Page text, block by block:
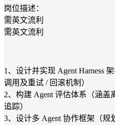
岗位描述：
需英文流利
需英文流利
1、设计并实现 Agent Harness
调用及重试 / 回滚机制）
2、构建 Agent 评估体系（涵
追踪）
3、设计多 Agent 协作框架（规